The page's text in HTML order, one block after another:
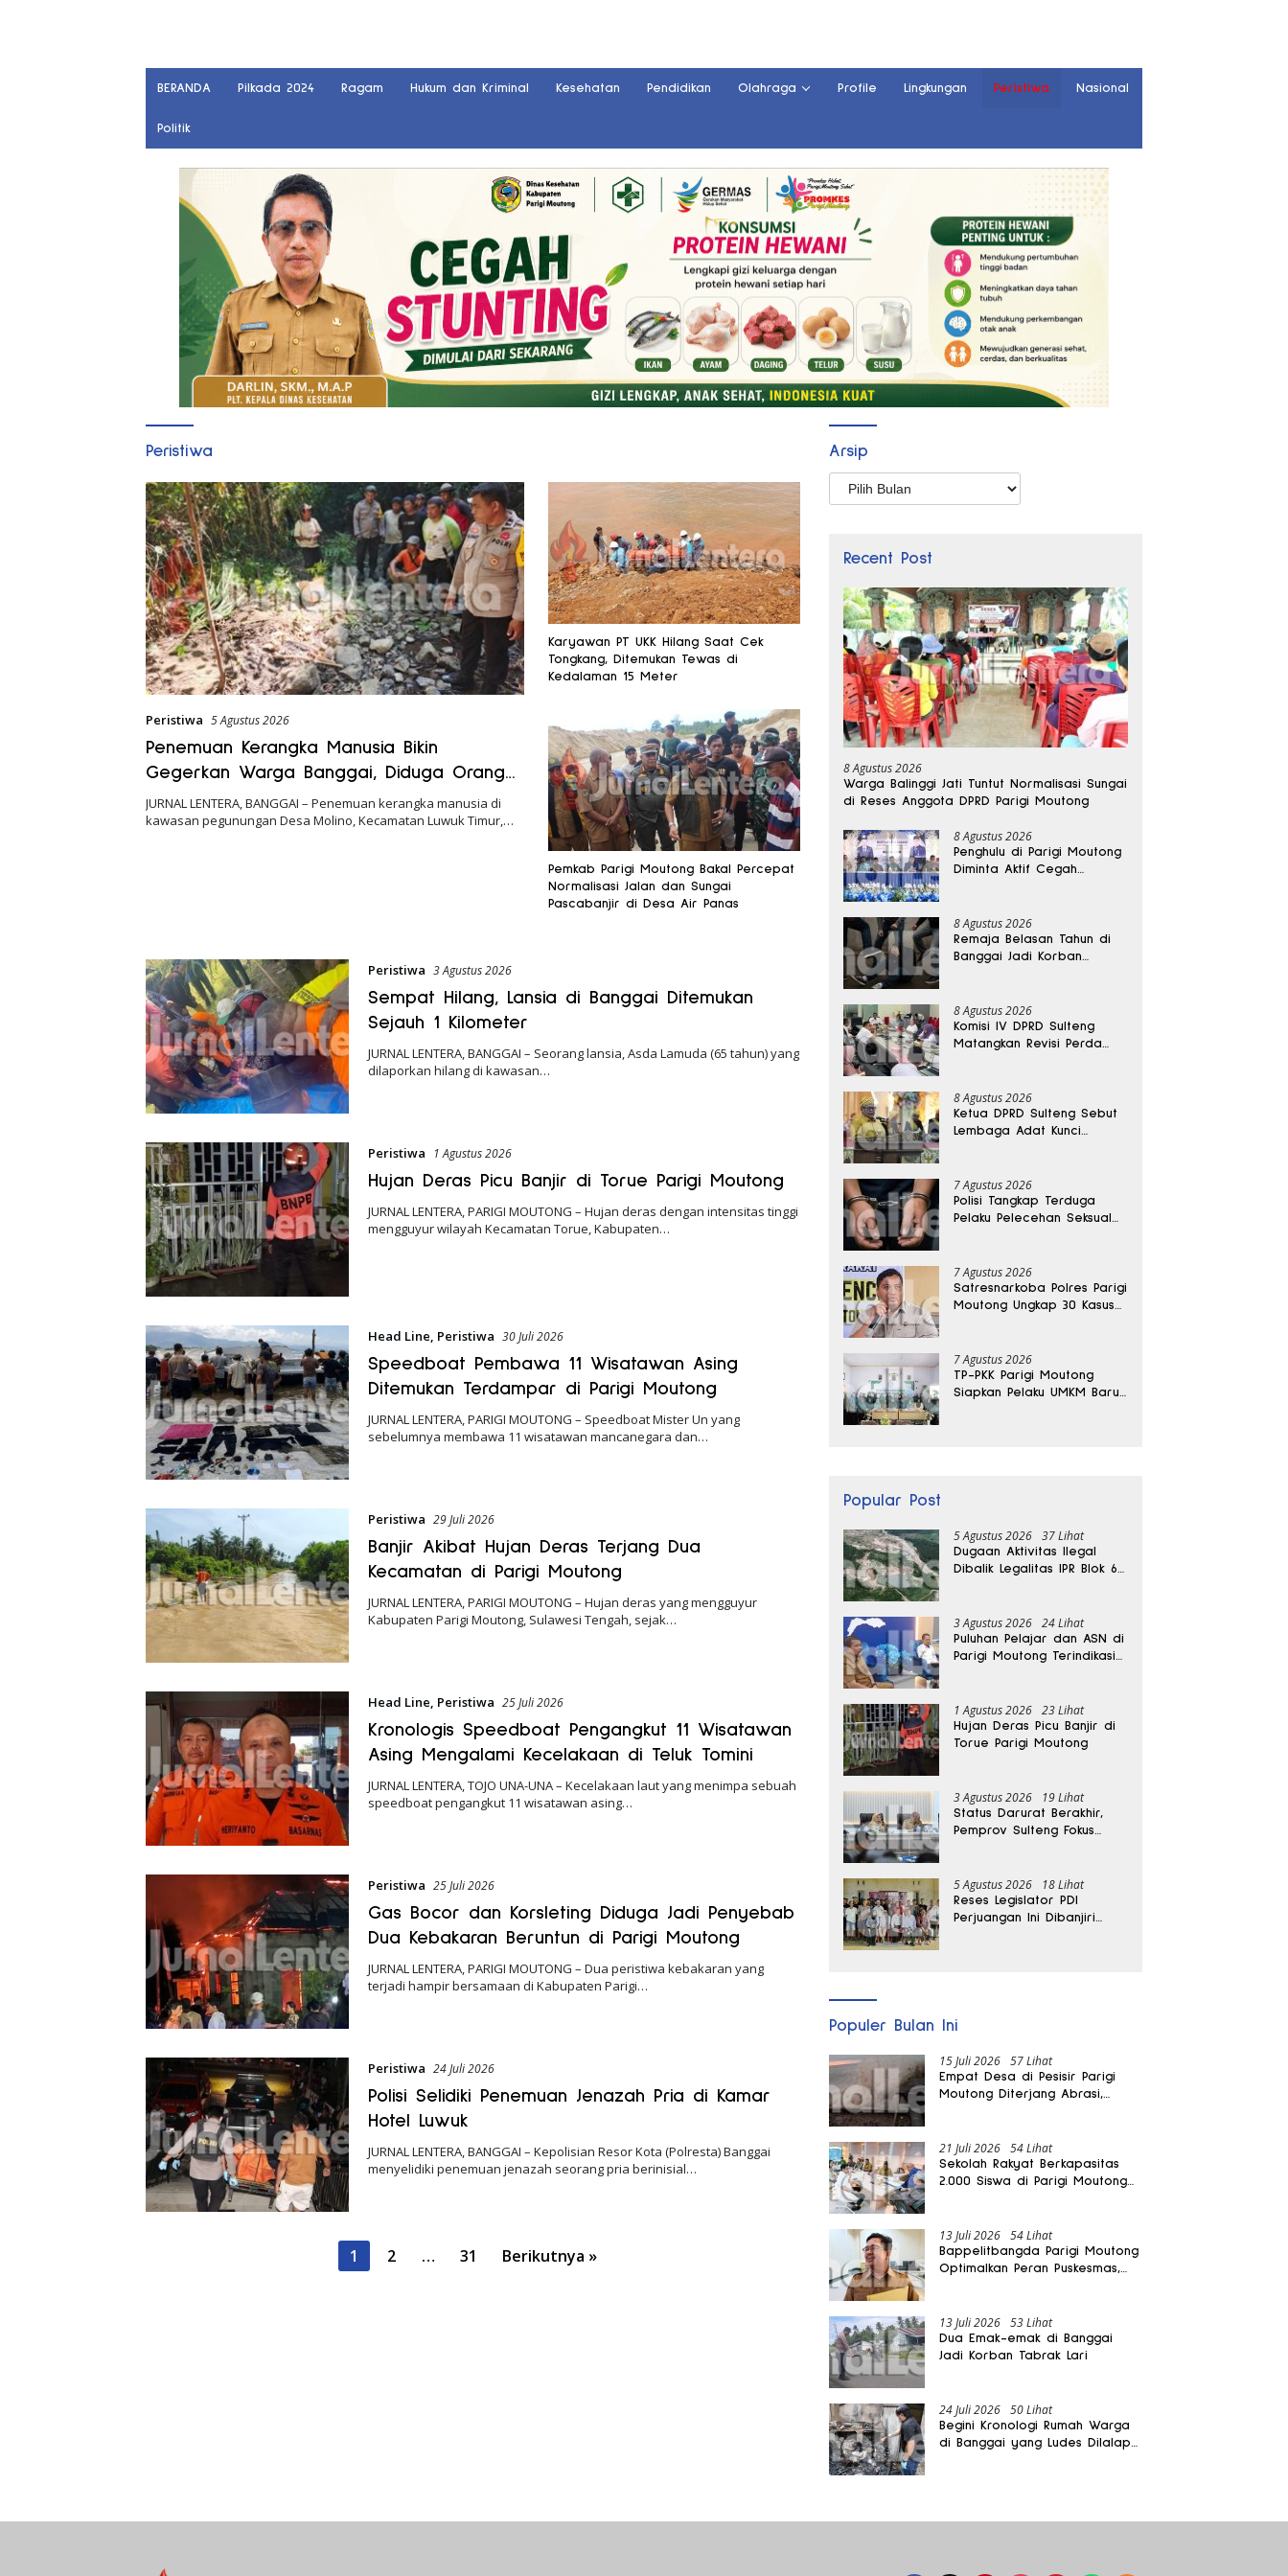
BERANDA Pilkada 2024 Ragam Hukum dan Kriminal Kesehatan Pendidikan Olahraga Profile Lingkungan Peristiwa Nasional
Politik
Peristiwa
Peristiwa 5 Agustus 2026
Penemuan Kerangka Manusia Bikin
Gegerkan Warga Banggai, Diduga Orang
Hilang Sebulan Lalu
JURNAL LENTERA, BANGGAI – Penemuan kerangka manusia di
kawasan pegunungan Desa Molino, Kecamatan Luwuk Timur,…
Karyawan PT UKK Hilang Saat Cek
Tongkang, Ditemukan Tewas di
Kedalaman 15 Meter
Pemkab Parigi Moutong Bakal Percepat
Normalisasi Jalan dan Sungai
Pascabanjir di Desa Air Panas
Peristiwa 3 Agustus 2026
Sempat Hilang, Lansia di Banggai Ditemukan
Sejauh 1 Kilometer
JURNAL LENTERA, BANGGAI – Seorang lansia, Asda Lamuda (65 tahun) yang
dilaporkan hilang di kawasan…
Peristiwa 1 Agustus 2026
Hujan Deras Picu Banjir di Torue Parigi Moutong
JURNAL LENTERA, PARIGI MOUTONG – Hujan deras dengan intensitas tinggi
mengguyur wilayah Kecamatan Torue, Kabupaten…
Head Line, Peristiwa 30 Juli 2026
Speedboat Pembawa 11 Wisatawan Asing
Ditemukan Terdampar di Parigi Moutong
JURNAL LENTERA, PARIGI MOUTONG – Speedboat Mister Un yang
sebelumnya membawa 11 wisatawan mancanegara dan…
Peristiwa 29 Juli 2026
Banjir Akibat Hujan Deras Terjang Dua
Kecamatan di Parigi Moutong
JURNAL LENTERA, PARIGI MOUTONG – Hujan deras yang mengguyur
Kabupaten Parigi Moutong, Sulawesi Tengah, sejak…
Head Line, Peristiwa 25 Juli 2026
Kronologis Speedboat Pengangkut 11 Wisatawan
Asing Mengalami Kecelakaan di Teluk Tomini
JURNAL LENTERA, TOJO UNA-UNA – Kecelakaan laut yang menimpa sebuah
speedboat pengangkut 11 wisatawan asing…
Peristiwa 25 Juli 2026
Gas Bocor dan Korsleting Diduga Jadi Penyebab
Dua Kebakaran Beruntun di Parigi Moutong
JURNAL LENTERA, PARIGI MOUTONG – Dua peristiwa kebakaran yang
terjadi hampir bersamaan di Kabupaten Parigi…
Peristiwa 24 Juli 2026
Polisi Selidiki Penemuan Jenazah Pria di Kamar
Hotel Luwuk
JURNAL LENTERA, BANGGAI – Kepolisian Resor Kota (Polresta) Banggai
menyelidiki penemuan jenazah seorang pria berinisial…
1 2 … 31 Berikutnya »
Arsip
Arsip
Recent Post
8 Agustus 2026
Warga Balinggi Jati Tuntut Normalisasi Sungai
di Reses Anggota DPRD Parigi Moutong
8 Agustus 2026
Penghulu di Parigi Moutong
Diminta Aktif Cegah
8 Agustus 2026
Remaja Belasan Tahun di
Banggai Jadi Korban
8 Agustus 2026
Komisi IV DPRD Sulteng
Matangkan Revisi Perda
8 Agustus 2026
Ketua DPRD Sulteng Sebut
Lembaga Adat Kunci
7 Agustus 2026
Polisi Tangkap Terduga
Pelaku Pelecehan Seksual
7 Agustus 2026
Satresnarkoba Polres Parigi
Moutong Ungkap 30 Kasus
7 Agustus 2026
TP-PKK Parigi Moutong
Siapkan Pelaku UMKM Baru
Popular Post
5 Agustus 2026 37 Lihat
Dugaan Aktivitas Ilegal
Dibalik Legalitas IPR Blok 6
3 Agustus 2026 24 Lihat
Puluhan Pelajar dan ASN di
Parigi Moutong Terindikasi
1 Agustus 2026 23 Lihat
Hujan Deras Picu Banjir di
Torue Parigi Moutong
3 Agustus 2026 19 Lihat
Status Darurat Berakhir,
Pemprov Sulteng Fokus
5 Agustus 2026 18 Lihat
Reses Legislator PDI
Perjuangan Ini Dibanjiri
Populer Bulan Ini
15 Juli 2026 57 Lihat
Empat Desa di Pesisir Parigi
Moutong Diterjang Abrasi,
21 Juli 2026 54 Lihat
Sekolah Rakyat Berkapasitas
2.000 Siswa di Parigi Moutong
13 Juli 2026 54 Lihat
Bappelitbangda Parigi Moutong
Optimalkan Peran Puskesmas,
13 Juli 2026 53 Lihat
Dua Emak-emak di Banggai
Jadi Korban Tabrak Lari
24 Juli 2026 50 Lihat
Begini Kronologi Rumah Warga
di Banggai yang Ludes Dilalap